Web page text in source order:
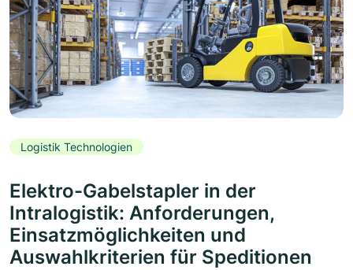
Logistik Technologien
Elektro-Gabelstapler in der
Intralogistik: Anforderungen,
Einsatzmöglichkeiten und
Auswahlkriterien für Speditionen